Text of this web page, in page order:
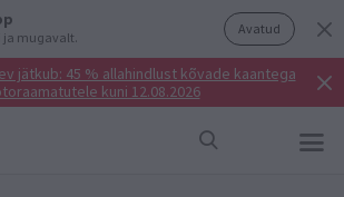
ja mugavalt. Avatud
jätkub: 45 % allahindlust kõvade kaantega
kuni 12.08.2026